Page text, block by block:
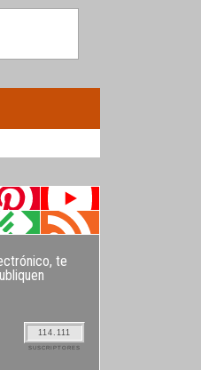
te
114.111
SUSCRIPTORES